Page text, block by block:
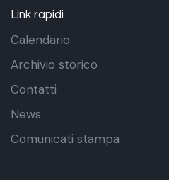
Link rapidi
Calendario
Archivio storico
Contatti
News
Comunicati stampa